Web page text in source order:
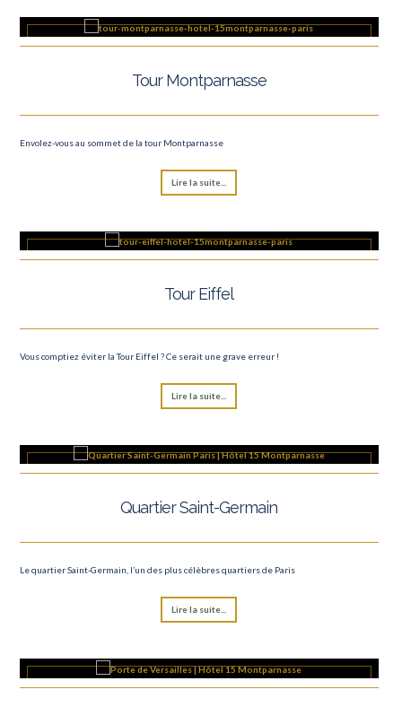
Tour Montparnasse
Envolez-vous au sommet de la tour Montparnasse
Lire la suite...
Tour Eiffel
Vous comptiez éviter la Tour Eiffel ? Ce serait une grave erreur !
Lire la suite...
Quartier Saint-Germain
Le quartier Saint-Germain, l’un des plus célèbres quartiers de Paris
Lire la suite...